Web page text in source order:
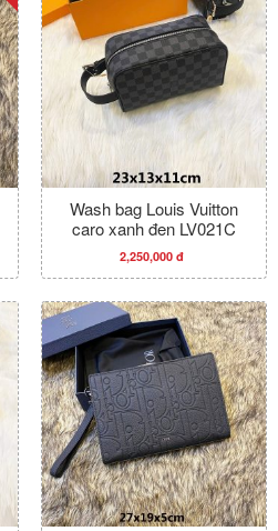
Wash bag Louis Vuitton
caro xanh đen LV021C
2,250,000 đ